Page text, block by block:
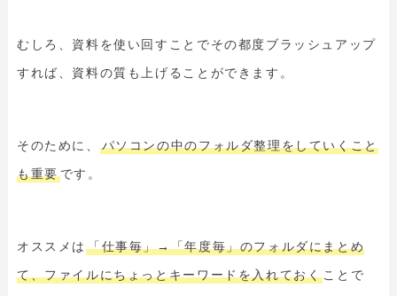
むしろ、資料を使い回すことでその都度ブラッシュアップ
すれば、資料の質も上げることができます。
そのために、 パソコンの中のフォルダ整理をしていくこと
も重要です。
オススメは「仕事毎」→「年度毎」のフォルダにまとめ
て、ファイルにちょっとキーワードを入れておくことで